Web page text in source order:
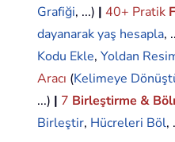
Grafiği, ...) | 40+ Pratik
dayanarak yaş hesapla,
Kodu Ekle, Yoldan
Aracı (Kelimeye
...) | 7 Birleştirme &
Birleştir, Hücreleri Böl,